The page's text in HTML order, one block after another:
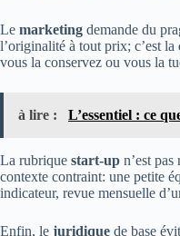
Le marketing demande du
l’originalité à tout prix; c’est la
vous la conservez ou vous la
à lire : L’essentiel : ce
La rubrique start-up n’est
contexte contraint: une petite
indicateur, revue mensuelle
Enfin, le juridique de base